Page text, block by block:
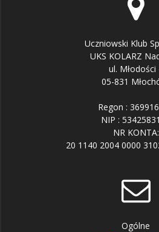
Uczniowski Klub
UKS KOLARZ
ul. Młodości
05-831
Regon :
NIP :
NR KONTA:
20 1140 2004 0000
Ogólne